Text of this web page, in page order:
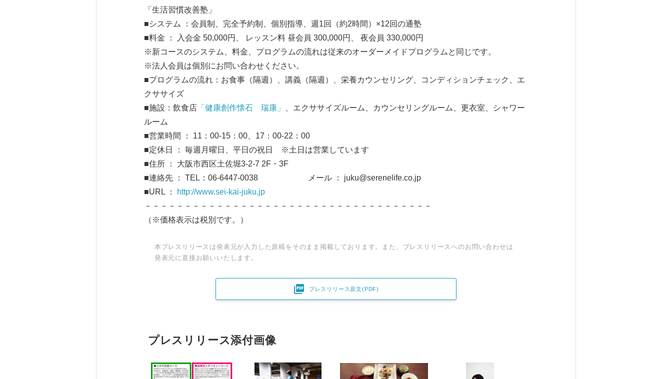
「生活習慣改善塾」
■システム ：会員制、完全予約制、個別指導、週1回（約2時間）×12回の通塾
■料金 ： 入会金 50,000円、 レッスン料 昼会員 300,000円、 夜会員 330,000円
※新コースのシステム、料金、プログラムの流れは従来のオーダーメイドプログラムと同じです。
※法人会員は個別にお問い合わせください。
■プログラムの流れ：お食事（隔週）、講義（隔週）、栄養カウンセリング、コンディションチェック、エ
クササイズ
■施設：飲食店「健康創作懐石 瑞康」
、エクササイズルーム、カウンセリングルーム、更衣室、シャワー
ルーム
■営業時間 ： 11：00-15：00、17：00-22：00
■定休日 ： 毎週月曜日、平日の祝日 ※土日は営業しています
■住所 ： 大阪市西区土佐堀3-2-7 2F・3F
■連絡先 ： TEL：06-6447-0038 メール ： juku@serenelife.co.jp
■URL ：
http://www.sei-kai-juku.jp
－－－－－－－－－－－－－－－－－－－－－－－－－－－－－－－－－－－－
（※価格表示は税別です。）
本プレスリリースは発表元が入力した原稿をそのまま掲載しております。また、プレスリリースへのお問い合わせは
発表元に直接お願いいたします。
 プレスリリース原文(PDF)
プレスリリース添付画像